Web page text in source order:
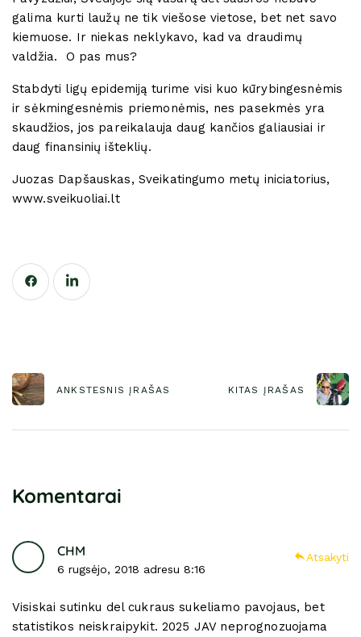
galima kurti laužų ne tik viešose vietose, bet net savo
kiemuose. Ir niekas neklykavo, kad va draudimų
valdžia. O pas mus?
Stabdyti ligų epidemiją turime visi kuo kūrybingesnėmis
ir sėkmingesnėmis priemonėmis, nes pasekmės yra
skaudžios, jos pareikalauja daug kančios galiausiai ir
daug finansinių išteklių.
Juozas Dapšauskas, Sveikatingumo metų iniciatorius,
www.sveikuoliai.lt
ANKSTESNIS ĮRAŠAS KITAS ĮRAŠAS
Komentarai
CHM
6 rugsėjo, 2018 adresu 8:16
Atsakyti
Visiskai sutinku del cukraus sukeliamo pavojaus, bet
statistikos neiskraipykit. 2025 JAV neprognozuojama